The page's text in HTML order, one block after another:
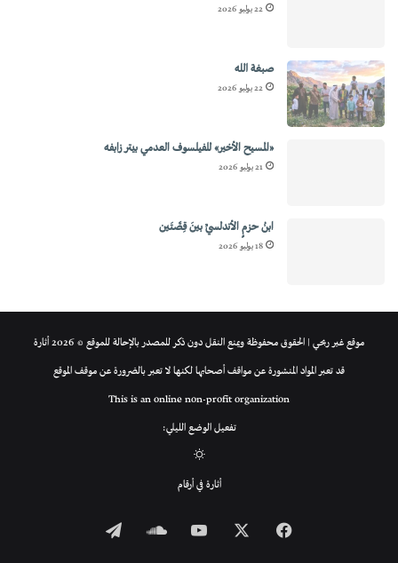
22 يوليو 2026
صبغة الله
22 يوليو 2026
«المسيح الأخير» للفيلسوف العدمي بيتر زابفه
21 يوليو 2026
ابنُ حزمٍ الأندلسيِّ بينَ قِصَّتَين
18 يوليو 2026
موقع غير ربحي | الحقوق محفوظة ويمنع النقل دون ذكر للمصدر بالإحالة للموقع © 2026 أثارة
قد تعبر المواد المنشورة عن مواقف أصحابها لكنها لا تعبر بالضرورة عن موقف الموقع
This is an online non-profit organization
تفعيل الوضع الليلي:
المظلم
أثارة في أرقام
فيسبوك ‫YouTubeساوند